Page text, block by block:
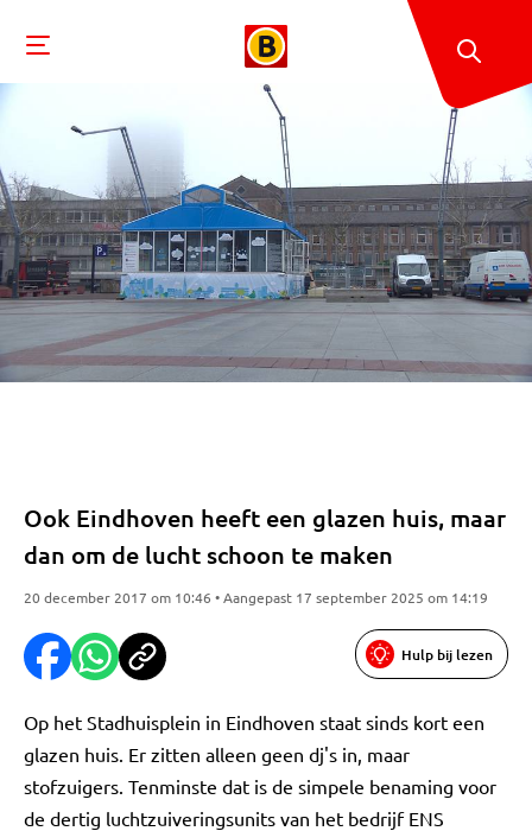
Ook Eindhoven heeft een glazen huis, maar
dan om de lucht schoon te maken
20 december 2017 om 10:46 • Aangepast 17 september 2025 om 14:19
Hulp bij lezen
Op het Stadhuisplein in Eindhoven staat sinds kort een
glazen huis. Er zitten alleen geen dj's in, maar
stofzuigers. Tenminste dat is de simpele benaming voor
de dertig luchtzuiveringsunits van het bedrijf ENS